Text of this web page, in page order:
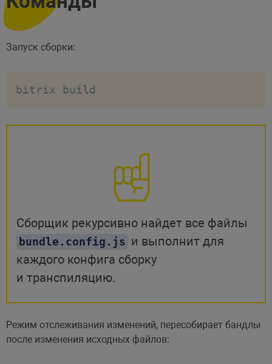
Запуск сборки:
bitrix build
Сборщик рекурсивно найдет все файлы
bundle.config.js и выполнит для
каждого конфига сборку
и транспиляцию.
Режим отслеживания изменений, пересобирает бандлы
после изменения исходных файлов: